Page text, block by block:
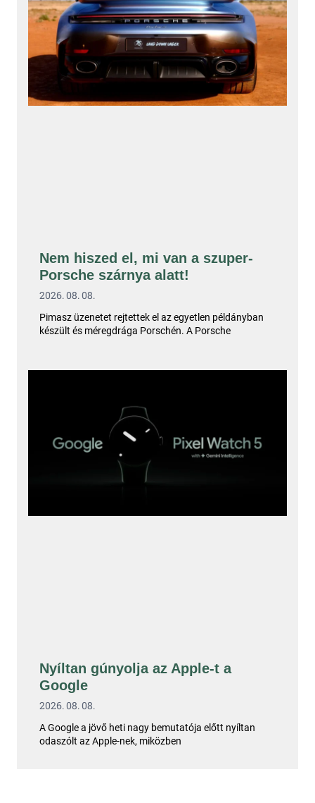
Nem hiszed el, mi van a szuper-
Porsche szárnya alatt!
2026. 08. 08.
Pimasz üzenetet rejtettek el az egyetlen példányban
készült és méregdrága Porschén. A Porsche
Nyíltan gúnyolja az Apple-t a
Google
2026. 08. 08.
A Google a jövő heti nagy bemutatója előtt nyíltan
odaszólt az Apple-nek, miközben